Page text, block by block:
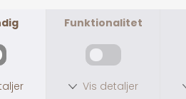
© Pitó 2024, CVR